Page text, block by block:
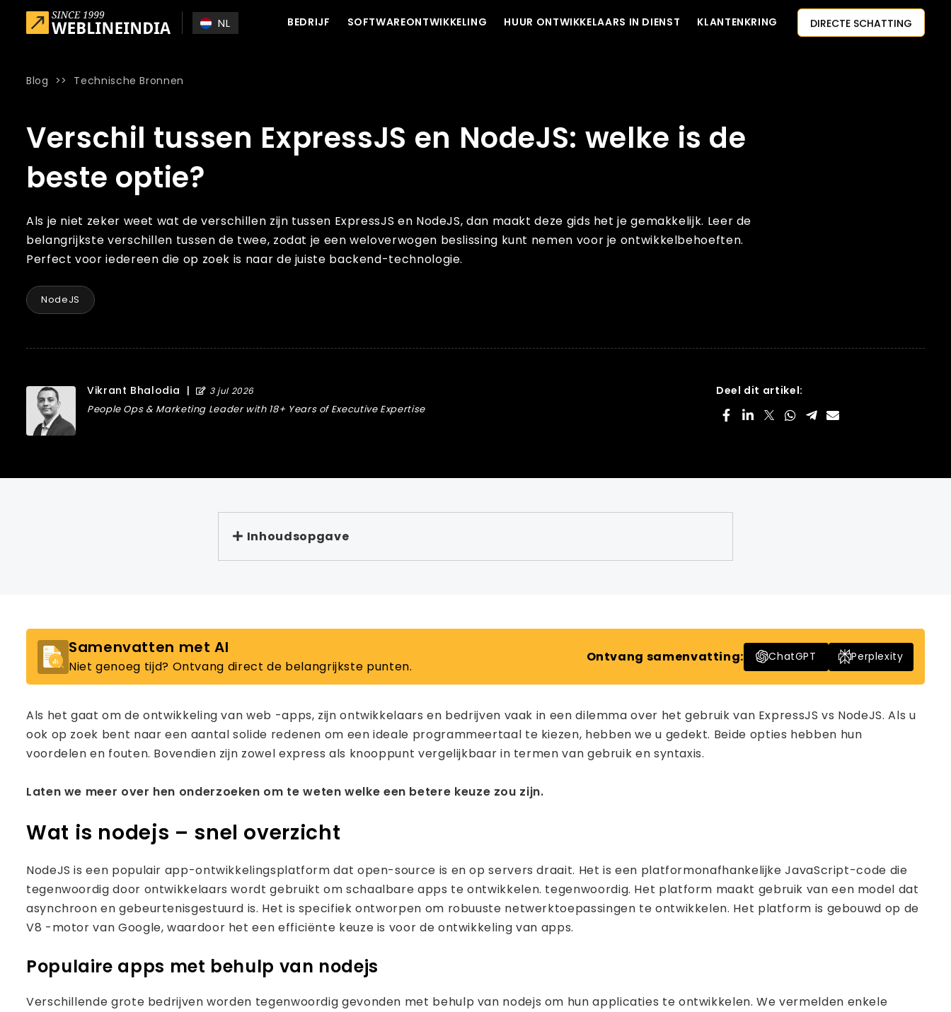
Skip to main content
NL BEDRIJF SOFTWAREONTWIKKELING HUUR ONTWIKKELAARS IN DIENST KLANTENKRING
DIRECTE SCHATTING
NEEM CONTACT MET ONS
Blog >> Technische Bronnen
Verschil tussen ExpressJS en NodeJS: welke is de
beste optie?
Als je niet zeker weet wat de verschillen zijn tussen ExpressJS en NodeJS, dan maakt deze gids het je gemakkelijk. Leer de
belangrijkste verschillen tussen de twee, zodat je een weloverwogen beslissing kunt nemen voor je ontwikkelbehoeften.
Perfect voor iedereen die op zoek is naar de juiste backend-technologie.
NodeJS
Vikrant Bhalodia | 3 jul 2026
People Ops & Marketing Leader with 18+ Years of Executive Expertise
Deel dit artikel:
Inhoudsopgave
Samenvatten met AI
Niet genoeg tijd? Ontvang direct de belangrijkste punten.
Ontvang samenvatting: ChatGPT Perplexity
Als het gaat om de ontwikkeling van web -apps, zijn ontwikkelaars en bedrijven vaak in een dilemma over het gebruik van ExpressJS vs NodeJS. Als u
ook op zoek bent naar een aantal solide redenen om een ​​ideale programmeertaal te kiezen, hebben we u gedekt. Beide opties hebben hun
voordelen en fouten. Bovendien zijn zowel express als knooppunt vergelijkbaar in termen van gebruik en syntaxis.
Laten we meer over hen onderzoeken om te weten welke een betere keuze zou zijn.
Wat is nodejs – snel overzicht
NodeJS is een populair app-ontwikkelingsplatform dat open-source is en op servers draait. Het is een platformonafhankelijke JavaScript-code die
tegenwoordig door ontwikkelaars wordt gebruikt om schaalbare apps te ontwikkelen. tegenwoordig. Het platform maakt gebruik van een model dat
asynchroon en gebeurtenisgestuurd is. Het is specifiek ontworpen om robuuste netwerktoepassingen te ontwikkelen. Het platform is gebouwd op de
V8 -motor van Google, waardoor het een efficiënte keuze is voor de ontwikkeling van apps.
Populaire apps met behulp van nodejs
Verschillende grote bedrijven worden tegenwoordig gevonden met behulp van nodejs om hun applicaties te ontwikkelen. We vermelden enkele